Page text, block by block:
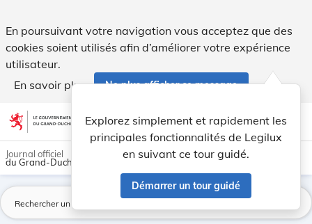
En poursuivant votre navigation vous acceptez que des
cookies soient utilisés afin d’améliorer votre expérience
utilisateur.
En savoir plus
Ne plus afficher ce message
Aller au contenu account_circle help Aide
Explorez simplement et rapidement les
principales fonctionnalités de Legilux
en suivant ce tour guidé.
Démarrer un tour guidé
light_mode dark_mode
Journal officiel
du Grand-Duché de Luxembourg